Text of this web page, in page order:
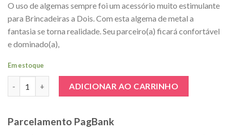
O uso de algemas sempre foi um acessório muito estimulante
para Brincadeiras a Dois. Com esta algema de metal a
fantasia se torna realidade. Seu parceiro(a) ficará confortável
e dominado(a),
Em estoque
ADICIONAR AO CARRINHO
Parcelamento PagBank